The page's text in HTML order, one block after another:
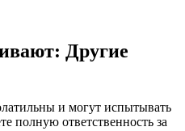
трейдерамДругие
и могут испытывать
полную ответственность за